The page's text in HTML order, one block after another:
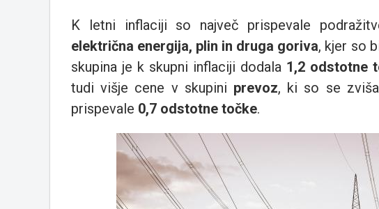
K letni inflaciji so največ prispevale
električna energija, plin in druga goriva, kjer so
skupina je k skupni inflaciji dodala 1,2 odstotne
tudi višje cene v skupini prevoz, ki so se
prispevale 0,7 odstotne točke.